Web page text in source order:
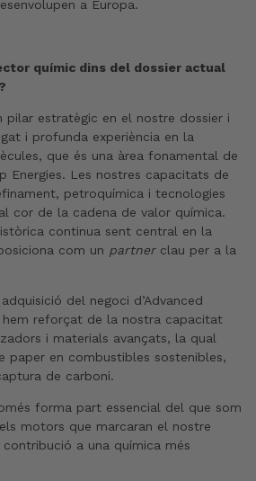
a Europa.
químic dins del dossier actual
pilar estratègic en el nostre dossier i
i profunda experiència en la
que és una àrea fonamental de
Energies. Les nostres capacitats de
petroquímica i tecnologies
cor de la cadena de valor química.
continua sent central en la
com un partnerclau per a la
del negoci d’Advanced
hem reforçat de la nostra capacitat
i materials avançats, la qual
paper en combustibles sostenibles,
de carboni.
forma part essencial del que som
motors que marcaran el nostre
a una química més